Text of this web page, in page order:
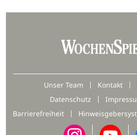
Unser Team Kontakt
Datenschutz
Barrierefreiheit